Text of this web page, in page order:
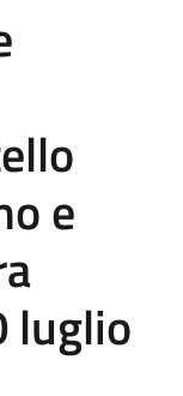
e
luglio